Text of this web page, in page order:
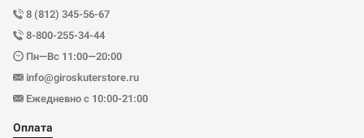
8 (812) 345-56-67
8-800-255-34-44
Пн—Вс 11:00—20:00
info@giroskuterstore.ru
Ежедневно с 10:00-21:00
Оплата